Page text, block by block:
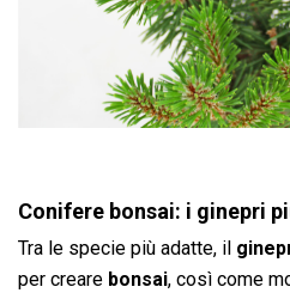
Conifere bonsai: i ginepri
Tra le specie più adatte, il
per creare bonsai, così come